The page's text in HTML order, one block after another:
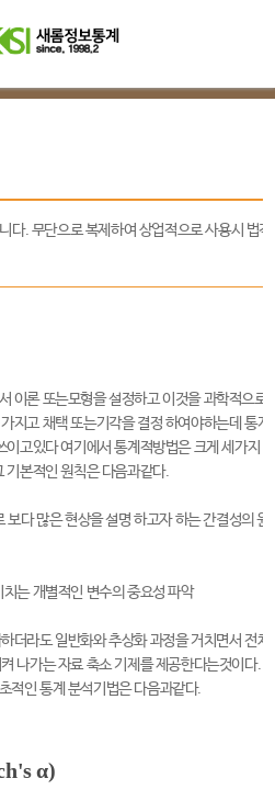
다. 무단으로 복제하여 상업적으로 사용시 법적
이론 또는모형을 설정하고 이것을 과학적으로
지고 채택 또는기각을 결정 하여야하는데 통계
이고있다 여기에서 통계적방법은 크게 세가지 측
기본적인 원칙은 다음과같다.
다 많은 현상을 설명 하고자 하는 간결성의 원
는 개별적인 변수의 중요성 파악
더라도 일반화와 추상화 과정을 거치면서 전체
나가는 자료 축소 기제를 제공한다는것이다.
적인 통계 분석기법은 다음과같다.
α)